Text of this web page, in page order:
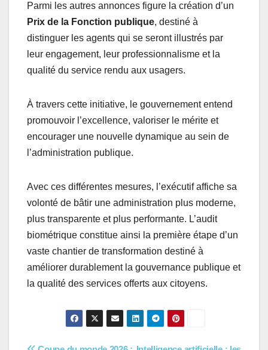
Parmi les autres annonces figure la création d’un
Prix de la Fonction publique, destiné à
distinguer les agents qui se seront illustrés par
leur engagement, leur professionnalisme et la
qualité du service rendu aux usagers.
À travers cette initiative, le gouvernement entend
promouvoir l’excellence, valoriser le mérite et
encourager une nouvelle dynamique au sein de
l’administration publique.
Avec ces différentes mesures, l’exécutif affiche sa
volonté de bâtir une administration plus moderne,
plus transparente et plus performante. L’audit
biométrique constitue ainsi la première étape d’un
vaste chantier de transformation destiné à
améliorer durablement la gouvernance publique et
la qualité des services offerts aux citoyens.